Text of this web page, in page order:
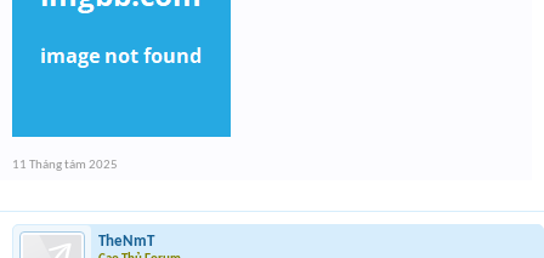
11 Tháng tám 2025
TheNmT